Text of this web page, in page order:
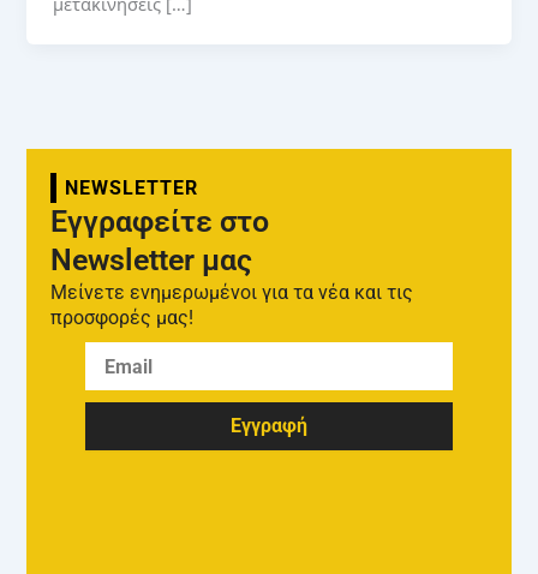
NEWSLETTER
Εγγραφείτε στο
Newsletter μας
Μείνετε ενημερωμένοι για τα νέα και τις
προσφορές μας!
Εγγραφή